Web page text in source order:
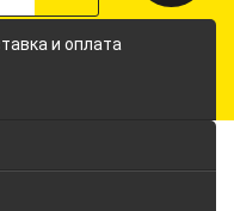
и оплата